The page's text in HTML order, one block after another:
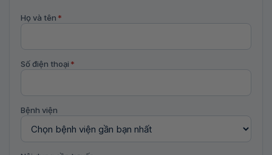
Họ và tên *
Số điện thoại *
Bệnh viện